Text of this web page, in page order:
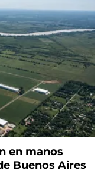
en manos
Buenos Aires